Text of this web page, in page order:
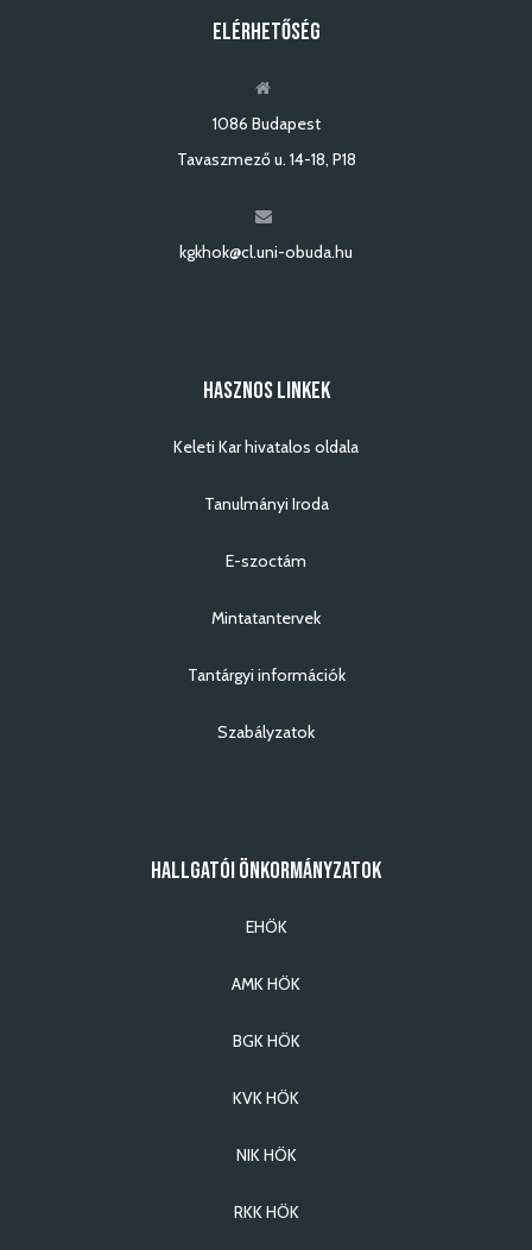
ELÉRHETŐSÉG
1086 Budapest
Tavaszmező u. 14-18, P18
kgkhok@cl.uni-obuda.hu
HASZNOS LINKEK
Keleti Kar hivatalos oldala
Tanulmányi Iroda
E-szoctám
Mintatantervek
Tantárgyi információk
Szabályzatok
HALLGATÓI ÖNKORMÁNYZATOK
EHÖK
AMK HÖK
BGK HÖK
KVK HÖK
NIK HÖK
RKK HÖK